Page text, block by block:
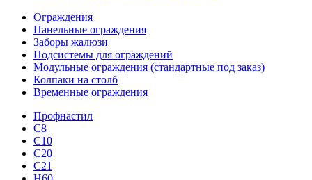
Ограждения
Панельные ограждения
Заборы жалюзи
Подсистемы для ограждений
Модульные ограждения (стандартные под заказ)
Колпаки на столб
Временные ограждения
Профнастил
С8
С10
С20
С21